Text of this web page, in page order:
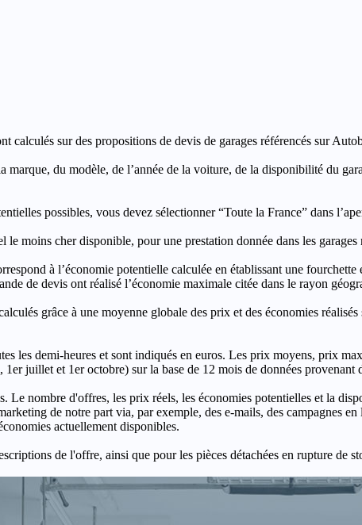
calculés sur des propositions de devis de garages référencés sur
du modèle, de l’année de la voiture, de la disponibilité du
possibles, vous devez sélectionner “Toute la France” dans
cher disponible, pour une prestation donnée dans les garages
à l’économie potentielle calculée en établissant une fourchette
de devis ont réalisé l’économie maximale citée dans le rayon
grâce à une moyenne globale des prix et des économies réalisés
demi-heures et sont indiqués en euros. Les prix moyens, prix
juillet et 1er octobre) sur la base de 12 mois de données provenant
Le nombre d'offres, les prix réels, les économies potentielles et la
de notre part via, par exemple, des e-mails, des campagnes
actuellement disponibles.
de l'offre, ainsi que pour les pièces détachées en rupture de